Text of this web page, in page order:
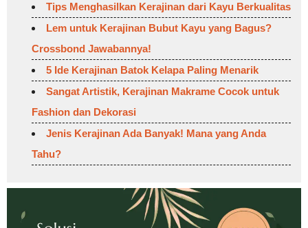
Tips Menghasilkan Kerajinan dari Kayu Berkualitas
Lem untuk Kerajinan Bubut Kayu yang Bagus?
Crossbond Jawabannya!
5 Ide Kerajinan Batok Kelapa Paling Menarik
Sangat Artistik, Kerajinan Makrame Cocok untuk
Fashion dan Dekorasi
Jenis Kerajinan Ada Banyak! Mana yang Anda
Tahu?